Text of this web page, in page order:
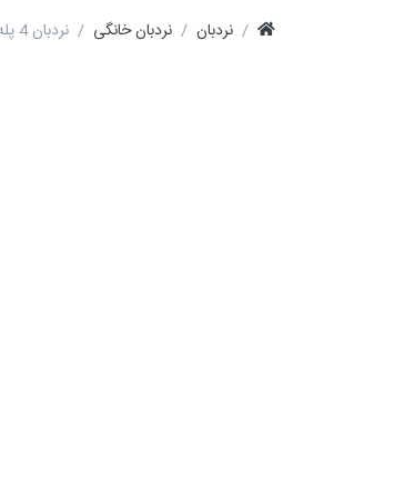
نردبان نردبان خانگی نردبان 4 پله پیشگامان